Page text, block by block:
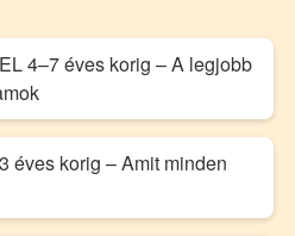
4–7 éves korig – A legjobb
éves korig – Amit minden